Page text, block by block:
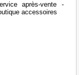
après-vente -
accessoires